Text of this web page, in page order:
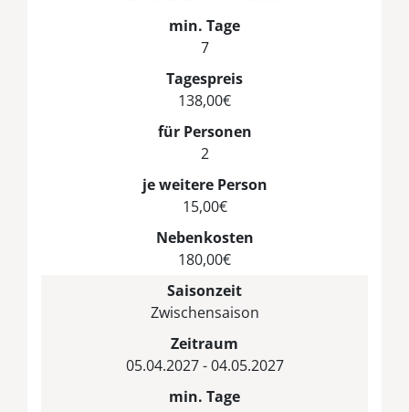
min. Tage
7
Tagespreis
138,00€
für Personen
2
je weitere Person
15,00€
Nebenkosten
180,00€
Saisonzeit
Zwischensaison
Zeitraum
05.04.2027 - 04.05.2027
min. Tage